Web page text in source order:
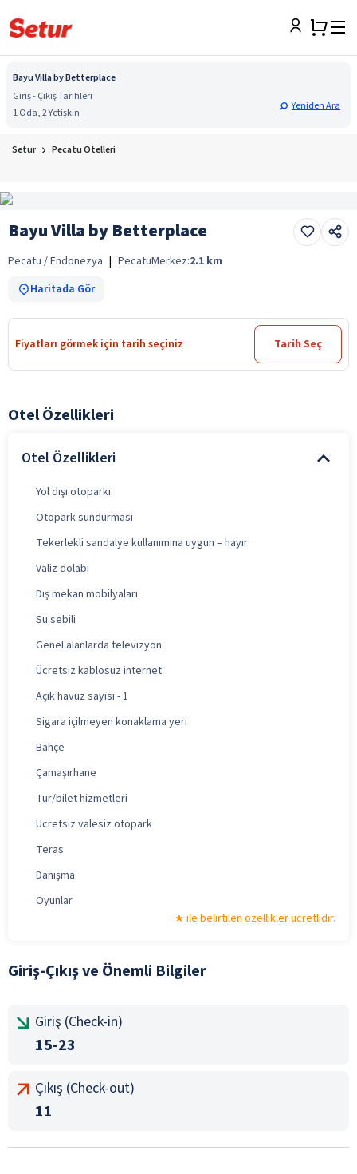
Bayu Villa by Betterplace
Giriş - Çıkış Tarihleri
1 Oda, 2 Yetişkin
Yeniden Ara
Setur Pecatu Otelleri
Bayu Villa by Betterplace
Pecatu / Endonezya | PecatuMerkez:2.1 km
Haritada Gör
Fiyatları görmek için tarih seçiniz Tarih Seç
Otel Özellikleri
Otel Özellikleri
Yol dışı otoparkı
Otopark sundurması
Tekerlekli sandalye kullanımına uygun – hayır
Valiz dolabı
Dış mekan mobilyaları
Su sebili
Genel alanlarda televizyon
Ücretsiz kablosuz internet
Açık havuz sayısı - 1
Sigara içilmeyen konaklama yeri
Bahçe
Çamaşırhane
Tur/bilet hizmetleri
Ücretsiz valesiz otopark
Teras
Danışma
Oyunlar
ile belirtilen özellikler ücretlidir.
Giriş-Çıkış ve Önemli Bilgiler
Giriş (Check-in)
15-23
Çıkış (Check-out)
11